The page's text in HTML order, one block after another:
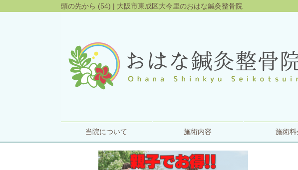
頭の先から (54) | 大阪市東成区大今里のおはな鍼灸整骨院
当院について 施術内容 施術料